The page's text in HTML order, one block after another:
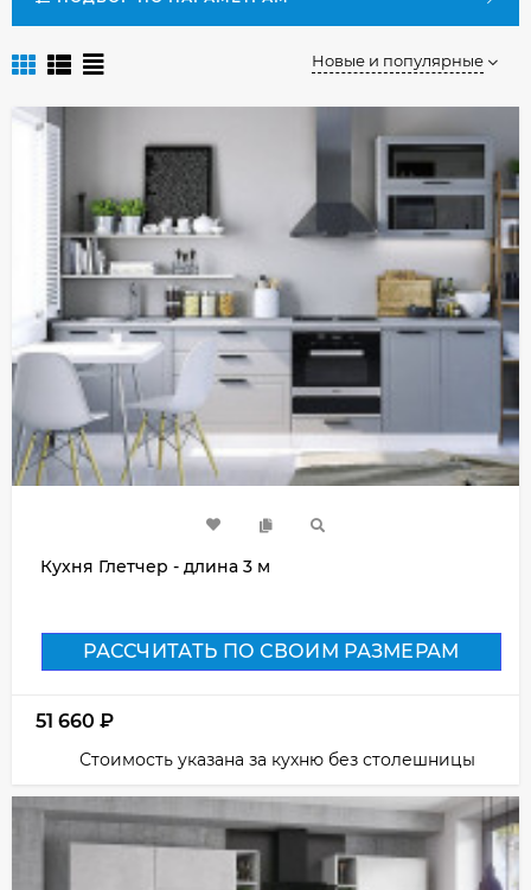
Новые и популярные
Кухня Глетчер - длина 3 м
РАССЧИТАТЬ ПО СВОИМ РАЗМЕРАМ
51 660 ₽
Стоимость указана за кухню без столешницы